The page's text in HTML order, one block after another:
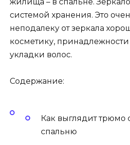
системой хранения. Это
неподалеку от зеркала
косметику,
укладки волос.
Содержание:
Как выглядит трюмо
спальню